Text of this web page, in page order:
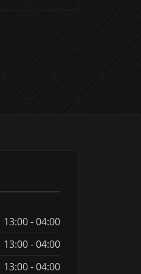
13:00 - 04:00
13:00 - 04:00
13:00 - 04:00